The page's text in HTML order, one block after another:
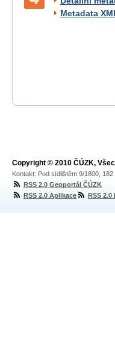
Metadata
Copyright © 2010 ČÚZK,
Kontakt: Pod sídlištěm 9/1800,
RSS 2.0 Geoportál ČÚZK
RSS 2.0 Aplikace
RSS 2.0